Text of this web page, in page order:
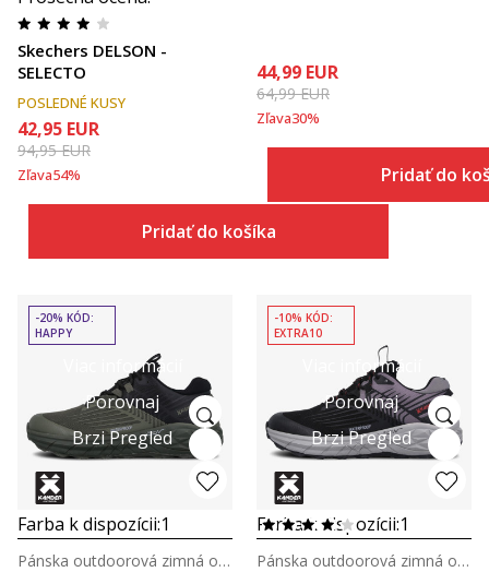
Skechers DELSON -
SELECTO
POSLEDNÉ KUSY
42,95 EUR
94,95EUR
Zľava54%
Pridať do košíka
44,99 EUR
64,99EUR
Zľava30%
Pridať do
Viac informácií
Porovnaj
Brzi Pregled
-20% KÓD:
HAPPY
Farba k dispozícii:1
Pánska outdoorová zimná obuv
Viac informácií
Porovnaj
Brzi Pregled
-10% KÓD:
EXTRA10
Farba k dispozícii:1
Pánska outdoorová zimná obuv